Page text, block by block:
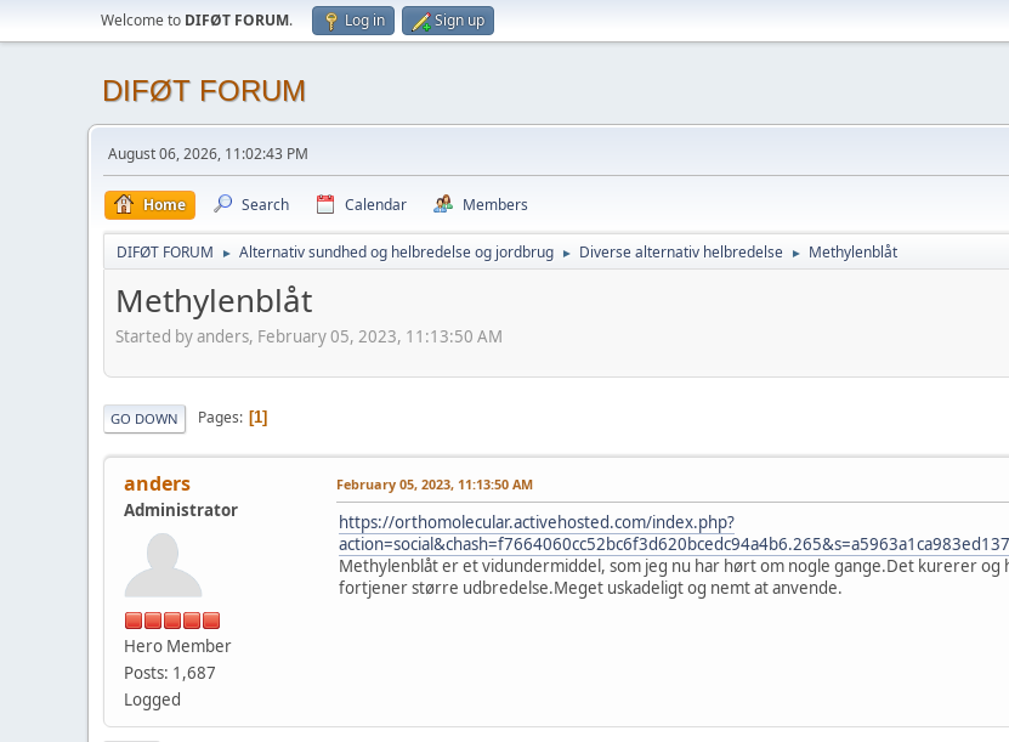
Welcome to DIFØT FORUM. Log in Sign up
DIFØT FORUM
August 06, 2026, 11:02:43 PM
Home Search Calendar Members
DIFØT FORUM ► Alternativ sundhed og helbredelse og jordbrug ► Diverse alternativ helbredelse ► Methylenblåt
Methylenblåt
Started by anders, February 05, 2023, 11:13:50 AM
GO DOWN Pages 1
anders
Administrator
Hero Member
Posts: 1,687
Logged
February 05, 2023, 11:13:50 AM
https://orthomolecular.activehosted.com/index.php?
Methylenblåt er et vidundermiddel, som jeg nu har hørt om nogle gange.Det kurerer
fortjener større udbredelse.Meget uskadeligt og nemt at anvende.